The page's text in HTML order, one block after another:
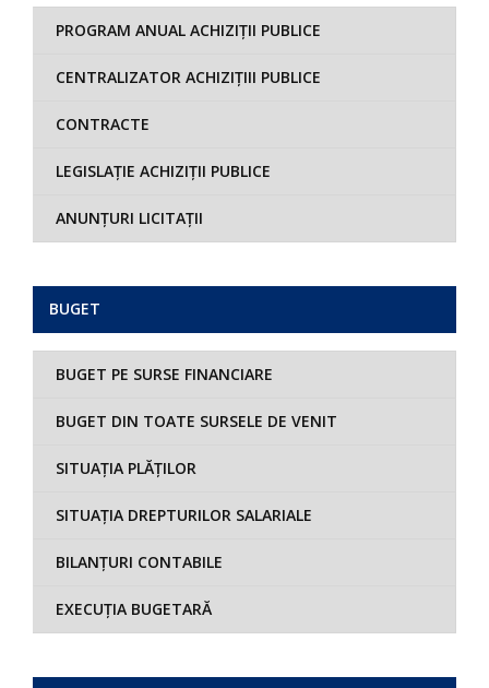
PROGRAM ANUAL ACHIZIȚII PUBLICE
CENTRALIZATOR ACHIZIȚIII PUBLICE
CONTRACTE
LEGISLAȚIE ACHIZIȚII PUBLICE
ANUNȚURI LICITAȚII
BUGET
BUGET PE SURSE FINANCIARE
BUGET DIN TOATE SURSELE DE VENIT
SITUAȚIA PLĂȚILOR
SITUAȚIA DREPTURILOR SALARIALE
BILANȚURI CONTABILE
EXECUȚIA BUGETARĂ